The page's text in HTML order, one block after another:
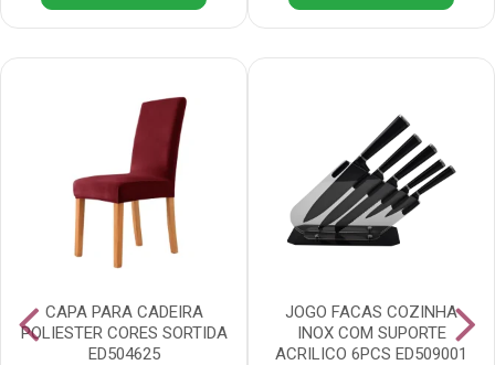
CAPA PARA CADEIRA
POLIESTER CORES SORTIDA
ED504625
JOGO FACAS COZINHA
INOX COM SUPORTE
ACRILICO 6PCS ED509001